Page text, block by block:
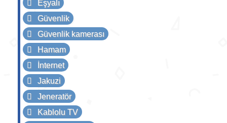
Eşyalı
Güvenlik
Güvenlik kamerası
Hamam
İnternet
Jakuzi
Jeneratör
Kablolu TV